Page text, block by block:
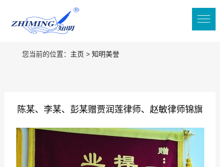
您当前的位置： 主页 > 知明美誉
陈某、李某、彭某赠贾润莲律师、赵敏律师锦旗